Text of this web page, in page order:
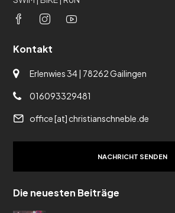
Kontakt
Erlenwies 34 | 78262 Gailingen
016093329481
office [at] christianschneble.de
NACHRICHT SENDEN
Die neuesten Beiträge